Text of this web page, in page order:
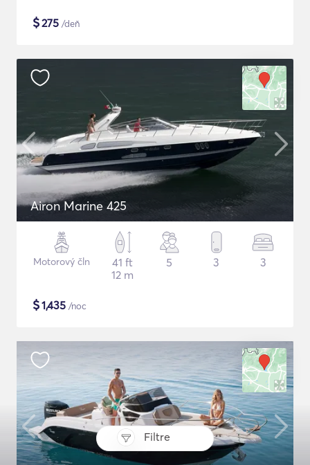
Filtre
$275 /deň
Airon Marine 425
Motorový čln
41 ft
12 m
5 3 3
$1,435 /noc